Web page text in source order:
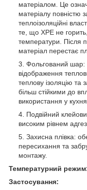
матеріалом. Це
матеріалу повністю
теплоізоляційні
те, що ХРЕ не
температури. Після
матеріал перестає
Фольгований шар:
відображення
теплову ізоляцію та
більш стійкими до
використання у
Подвійний
високим рівнем
Захисна плівка:
пересихання та
монтажу.
Температурний
Застосування: